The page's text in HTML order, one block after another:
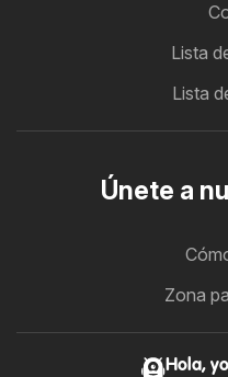
Lista
Lista
Únete a
Zona
Hola,